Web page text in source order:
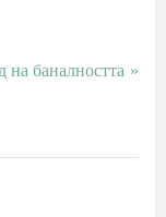
на баналността